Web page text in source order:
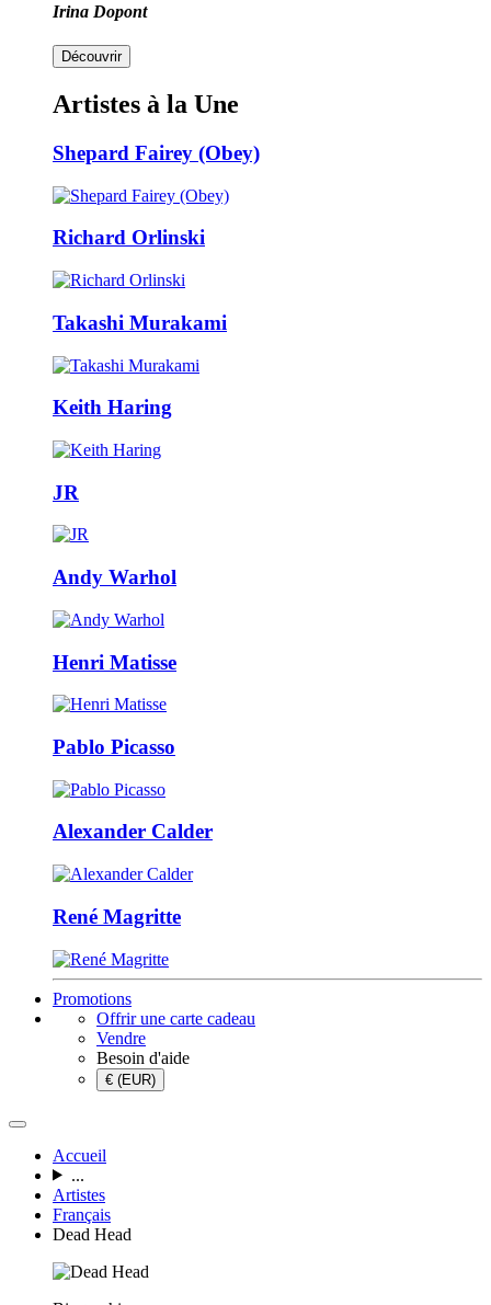
Irina Dopont
Découvrir
Artistes à la Une
Shepard Fairey (Obey)
Richard Orlinski
Takashi Murakami
Keith Haring
JR
Andy Warhol
Henri Matisse
Pablo Picasso
Alexander Calder
René Magritte
Promotions
Offrir une carte cadeau
Vendre
Besoin d'aide
€ (EUR)
Accueil
...
Artistes
Français
Dead Head